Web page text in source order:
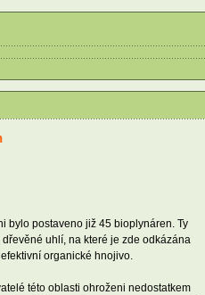
bylo postaveno již 45 bioplynáren. Ty
uhlí, na které je zde odkázána
organické hnojivo.
této oblasti ohroženi nedostatkem